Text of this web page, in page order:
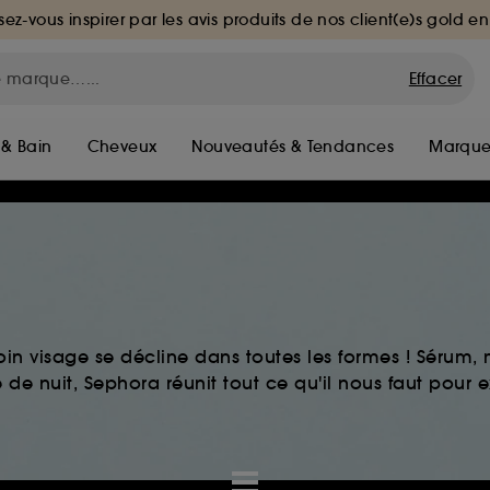
vous inspirer par les avis produits de nos client(e)s gold
Effacer
Bain Cheveux Nouveautés & Tendances
visage se décline dans toutes les formes ! Sérum,
nuit, Sephora réunit tout ce qu'il nous faut pour